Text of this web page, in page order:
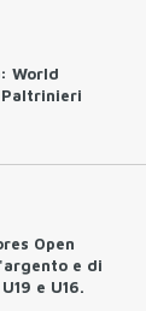
World
Open
e di
e U16.